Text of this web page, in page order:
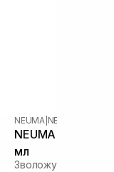
NEUMA| NEU MOISTURE
NEUMA Neu
мл
Зволожуючий